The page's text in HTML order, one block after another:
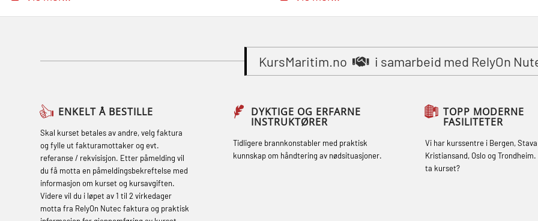
Basic Safety Training – Refresher
Course (English) (OBS1063)
Basic Safety Training (English) – with E-
learning (OBSBLE050)
Helikopterevakuering inkl pustelunge
med adaptive e-læring (OSEBLE018)
sikkerhetsopplæring for fiskere
(MBSBLE031)
sikkerhetsopplæring for fiskere
oppdatering (MBSBLE032)
STCW Sikkerhetsopplæring for mindre
KursMaritim.no i samarbeid med RelyOn
ENKELT Å BESTILLE
Skal kurset betales av andre, velg faktura
og fylle ut fakturamottaker og evt.
referanse / rekvisisjon. Etter påmelding vil
du få motta en påmeldingsbekreftelse med
informasjon om kurset og kursavgiften.
Videre vil du i løpet av 1 til 2 virkedager
motta fra RelyOn Nutec faktura og praktisk
DYKTIGE OG ERFARNE
INSTRUKTØRER
Tidligere brannkonstabler med praktisk
kunnskap om håndtering av nødsituasjoner.
TOPP MODERNE
FASILITETER
Vi har kurssentre i Bergen,
Kristiansand, Oslo og
ta kurset?